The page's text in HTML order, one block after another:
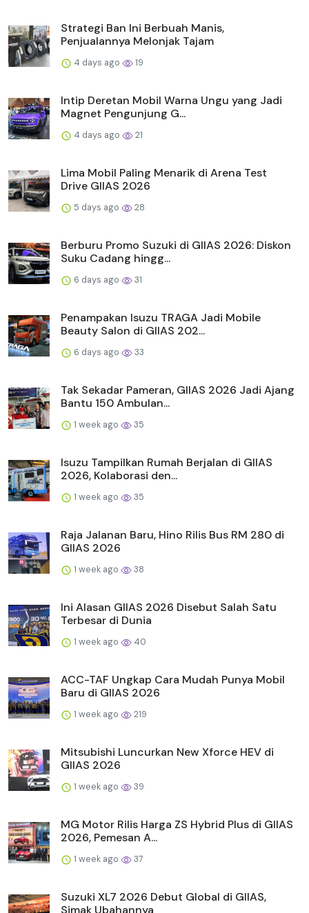
Strategi Ban Ini Berbuah Manis,
Penjualannya Melonjak Tajam
4 days ago 19
Intip Deretan Mobil Warna Ungu yang Jadi
Magnet Pengunjung G...
4 days ago 21
Lima Mobil Paling Menarik di Arena Test
Drive GIIAS 2026
5 days ago 28
Berburu Promo Suzuki di GIIAS 2026: Diskon
Suku Cadang hingg...
6 days ago 31
Penampakan Isuzu TRAGA Jadi Mobile
Beauty Salon di GIIAS 202...
6 days ago 33
Tak Sekadar Pameran, GIIAS 2026 Jadi Ajang
Bantu 150 Ambulan...
1 week ago 35
Isuzu Tampilkan Rumah Berjalan di GIIAS
2026, Kolaborasi den...
1 week ago 35
Raja Jalanan Baru, Hino Rilis Bus RM 280 di
GIIAS 2026
1 week ago 38
Ini Alasan GIIAS 2026 Disebut Salah Satu
Terbesar di Dunia
1 week ago 40
ACC-TAF Ungkap Cara Mudah Punya Mobil
Baru di GIIAS 2026
1 week ago 219
Mitsubishi Luncurkan New Xforce HEV di
GIIAS 2026
1 week ago 39
MG Motor Rilis Harga ZS Hybrid Plus di GIIAS
2026, Pemesan A...
1 week ago 37
Suzuki XL7 2026 Debut Global di GIIAS,
Simak Ubahannya